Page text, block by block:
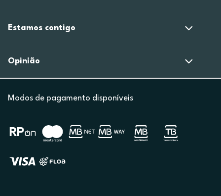
Estamos contigo
Opinião
Modos de pagamento disponíveis